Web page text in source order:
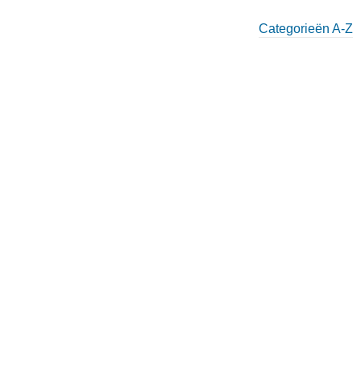
Categorieën A-Z